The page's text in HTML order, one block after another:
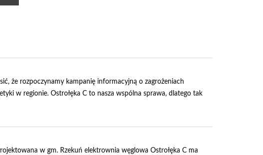
że rozpoczynamy kampanię informacyjną o zagrożeniach
w regionie. Ostrołęka C to nasza wspólna sprawa, dlatego tak
w gm. Rzekuń elektrownia węglowa Ostrołęka C ma